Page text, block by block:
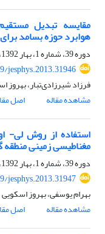
مقایسه تبدیل
هوابرد حوزه بسامد
دوره 39، شماره 1، بهار 1392، صفحه
jesphys.2013.31946
فرزاد شیرزادی‌تبار، بهروز
مشاهده مقاله
اصل
استفاده از روش لی-
مغناطیسی زمینی
دوره 39، شماره 1، بهار 1392، صفحه
jesphys.2013.31947
بهرام یوسفی، بهروز اسکویی
مشاهده مقاله
اصل